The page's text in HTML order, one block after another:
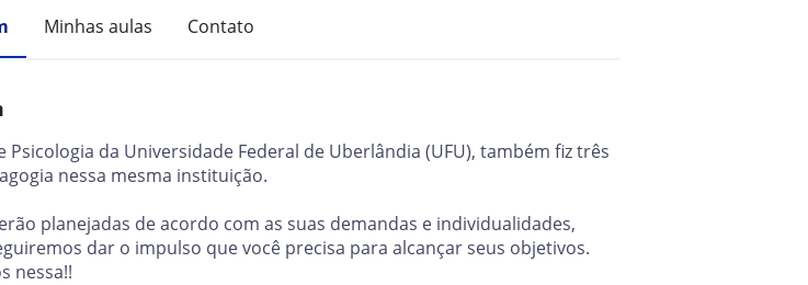
Minhas aulas Contato
Psicologia da Universidade Federal de Uberlândia (UFU), também fiz três
nessa mesma instituição.
planejadas de acordo com as suas demandas e individualidades,
dar o impulso que você precisa para alcançar seus objetivos.
nessa!!